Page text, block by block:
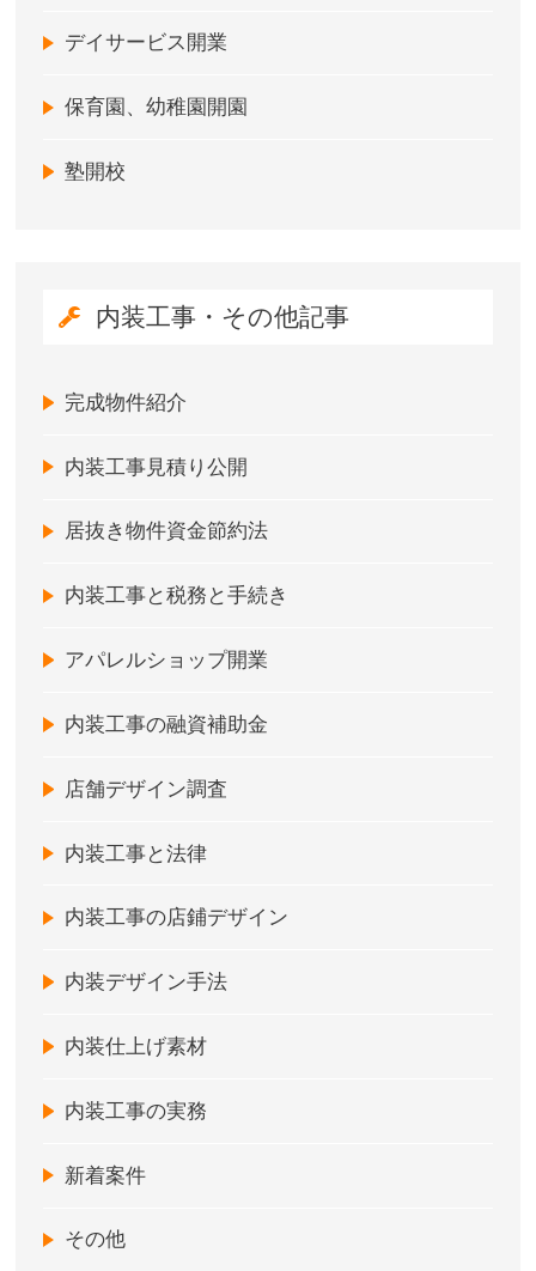
デイサービス開業
保育園、幼稚園開園
塾開校
内装工事・その他記事
完成物件紹介
内装工事見積り公開
居抜き物件資金節約法
内装工事と税務と手続き
アパレルショップ開業
内装工事の融資補助金
店舗デザイン調査
内装工事と法律
内装工事の店鋪デザイン
内装デザイン手法
内装仕上げ素材
内装工事の実務
新着案件
その他